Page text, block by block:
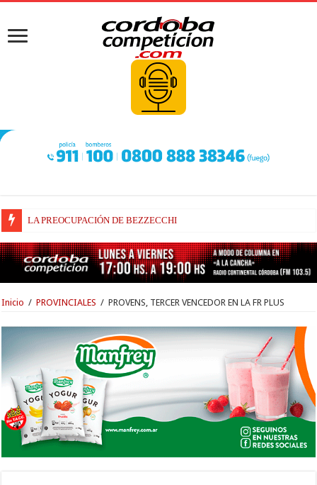
LA PREOCUPACIÓN DE BEZZECCHI
BEZZECCHI, RECUPERADO Y VELOZ
Inicio / PROVINCIALES / PROVENS, TERCER VENCEDOR EN LA FR PLUS